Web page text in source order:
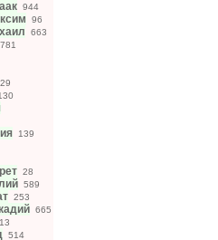
944
96
663
781
29
139
28
589
253
665
514